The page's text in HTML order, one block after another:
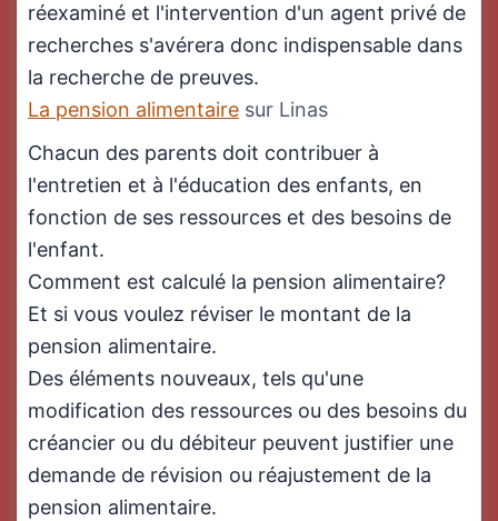
réexaminé et l'intervention d'un agent privé de
recherches s'avérera donc indispensable dans
la recherche de preuves.
La pension alimentaire sur Linas
Chacun des parents doit contribuer à
l'entretien et à l'éducation des enfants, en
fonction de ses ressources et des besoins de
l'enfant.
Comment est calculé la pension alimentaire?
Et si vous voulez réviser le montant de la
pension alimentaire.
Des éléments nouveaux, tels qu'une
modification des ressources ou des besoins du
créancier ou du débiteur peuvent justifier une
demande de révision ou réajustement de la
pension alimentaire.